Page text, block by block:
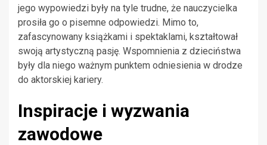
jego wypowiedzi były na tyle trudne, że nauczycielka
prosiła go o pisemne odpowiedzi. Mimo to,
zafascynowany książkami i spektaklami, kształtował
swoją artystyczną pasję. Wspomnienia z dzieciństwa
były dla niego ważnym punktem odniesienia w drodze
do aktorskiej kariery.
Inspiracje i wyzwania
zawodowe